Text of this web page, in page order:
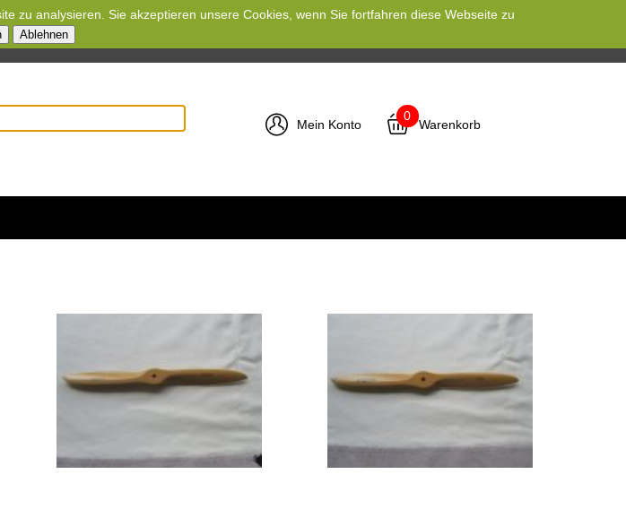
zu analysieren. Sie akzeptieren unsere Cookies, wenn Sie fortfahren diese Webseite zu
Ablehnen
Mein Konto
0
Warenkorb